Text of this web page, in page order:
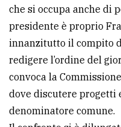
che si occupa anche di
presidente è proprio
innanzitutto il compito
redigere l’ordine del
convoca la
dove discutere progetti
denominatore comune.